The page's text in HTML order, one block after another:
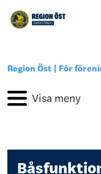
Region Öst För